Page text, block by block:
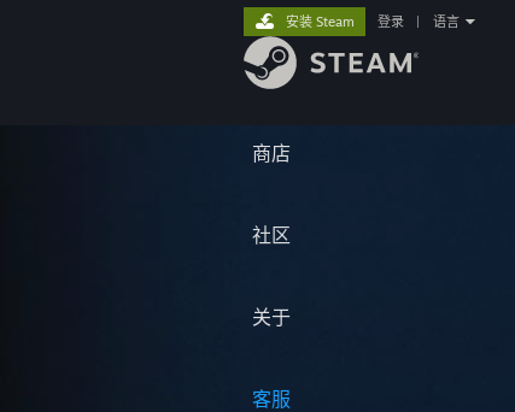
商店
社区
关于
客服
安装 Steam 登录 语言